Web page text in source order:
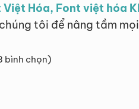
Việt Hóa, Font việt hóa
tôi để nâng tầm
chọn)